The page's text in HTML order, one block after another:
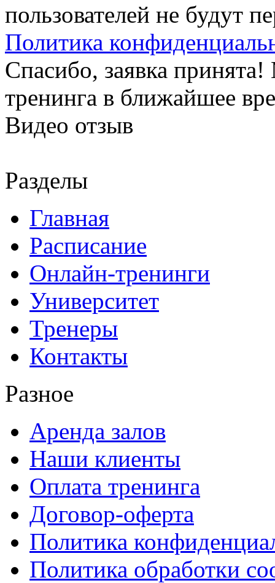
пользователей не будут
Политика
Спасибо, заявка
тренинга в ближайшее
Видео отзыв
Разделы
Главная
Расписание
Онлайн-тренинги
Университет
Тренеры
Контакты
Разное
Аренда залов
Наши клиенты
Оплата тренинга
Договор-оферта
Политика
Политика обработки